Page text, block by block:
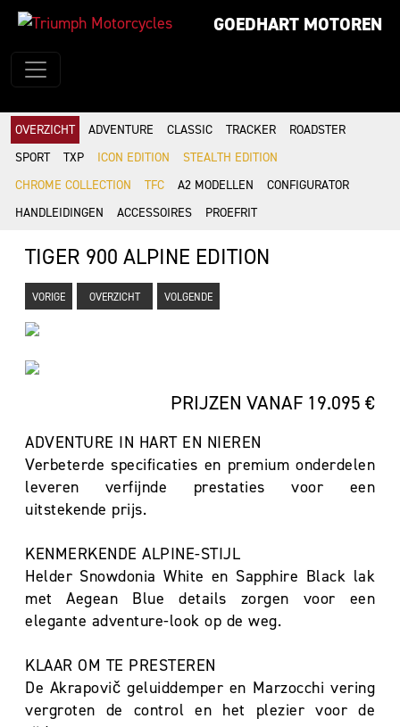
GOEDHART MOTOREN
OVERZICHT ADVENTURE CLASSIC TRACKER
ROADSTER
SPORT
TXP ICON EDITION
STEALTH EDITION
CHROME COLLECTION
TFC A2 MODELLEN
CONFIGURATOR
HANDLEIDINGEN
ACCESSOIRES PROEFRIT
TIGER 900 ALPINE EDITION
VORIGE OVERZICHT VOLGENDE
PRIJZEN VANAF 19.095 €
ADVENTURE IN HART EN NIEREN
Verbeterde specificaties en premium onderdelen
leveren verfijnde prestaties voor een
uitstekende prijs.
KENMERKENDE ALPINE-STIJL
Helder Snowdonia White en Sapphire Black lak
met Aegean Blue details zorgen voor een
elegante adventure-look op de weg.
KLAAR OM TE PRESTEREN
De Akrapovič geluiddemper en Marzocchi vering
vergroten de control en het plezier voor de